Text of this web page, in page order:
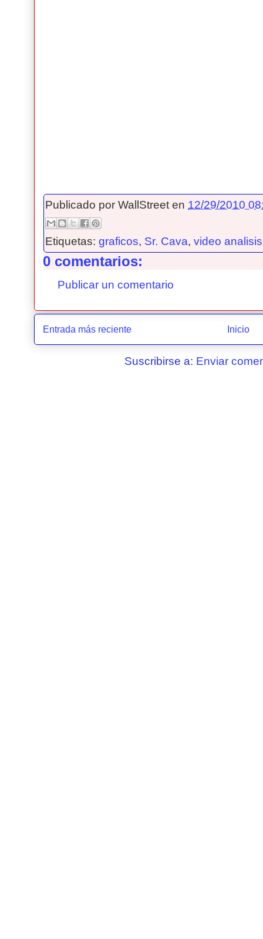
Publicado porWallStreet en 12/29/2010
Etiquetas:graficos, Sr. Cava,video
0 comentarios:
Publicar un comentario
Entrada más reciente Inicio
Suscribirse a: Enviar